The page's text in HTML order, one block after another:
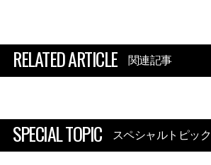
RELATED ARTICLE 関連記事
SPECIAL TOPIC スペシャルトピック